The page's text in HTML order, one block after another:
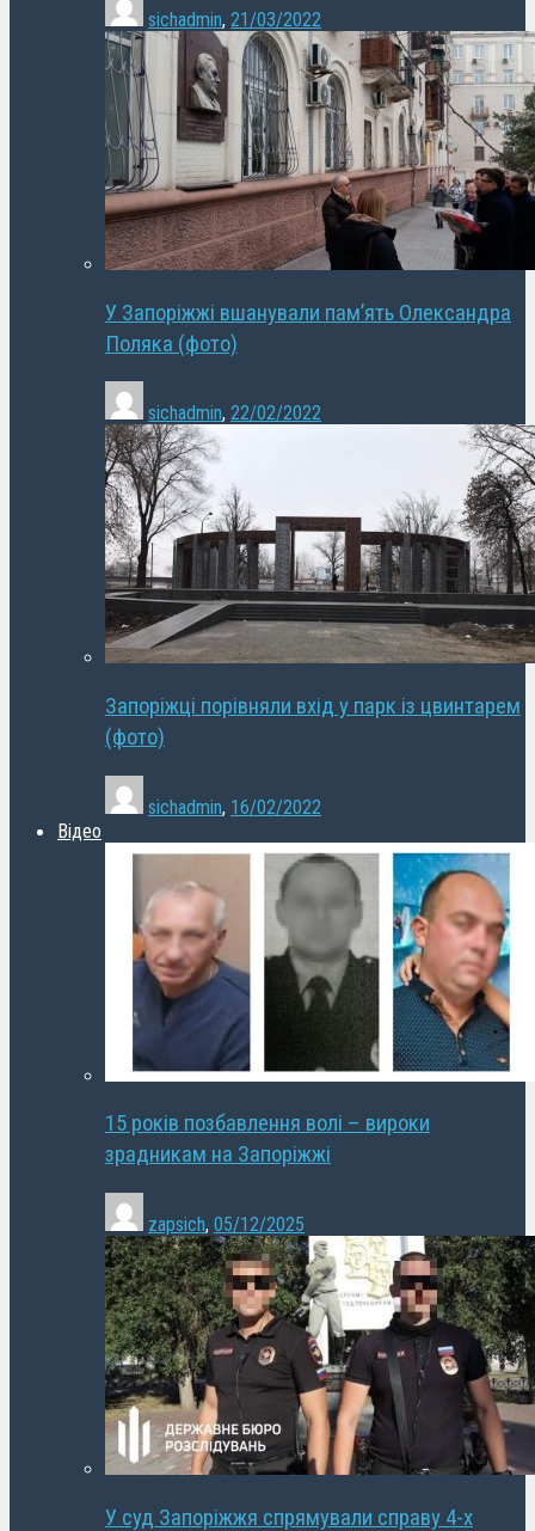
sichadmin, 21/03/2022
У Запоріжжі вшанували пам’ять Олександра
Поляка (фото)
sichadmin, 22/02/2022
Запоріжці порівняли вхід у парк із цвинтарем
(фото)
sichadmin, 16/02/2022
Відео
15 років позбавлення волі – вироки
зрадникам на Запоріжжі
zapsich, 05/12/2025
У суд Запоріжжя спрямували справу 4-х